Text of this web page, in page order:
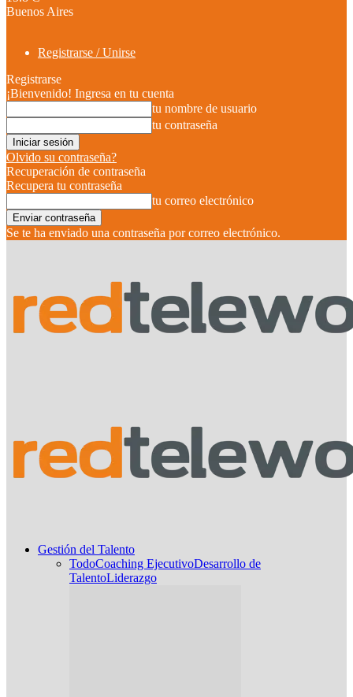
Buenos Aires
Registrarse / Unirse
Registrarse
¡Bienvenido! Ingresa en tu cuenta
tu nombre de usuario
tu contraseña
Olvido su contraseña?
Recuperación de contraseña
Recupera tu contraseña
tu correo electrónico
Se te ha enviado una contraseña por correo electrónico.
Gestión del Talento
TodoCoaching EjecutivoDesarrollo de
TalentoLiderazgo